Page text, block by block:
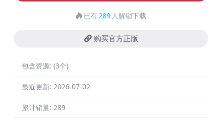
已有289 人解锁下载
购买官方正版
包含资源: (3个)
最近更新: 2026-07-02
累计销量: 289